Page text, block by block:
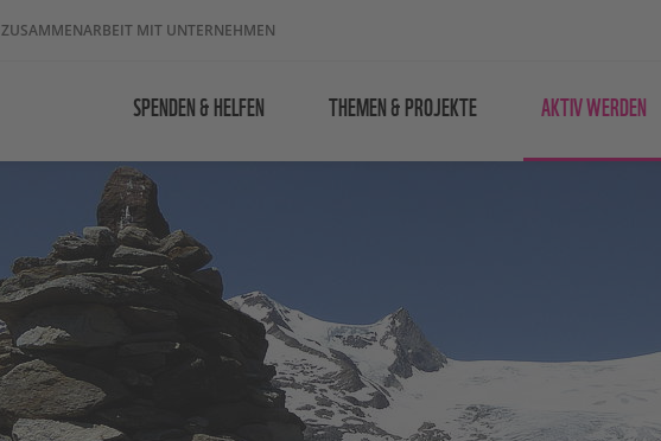
ZUSAMMENARBEIT MIT UNTERNEHMEN
SPENDEN & HELFEN THEMEN & PROJEKTE AKTIV WERDEN